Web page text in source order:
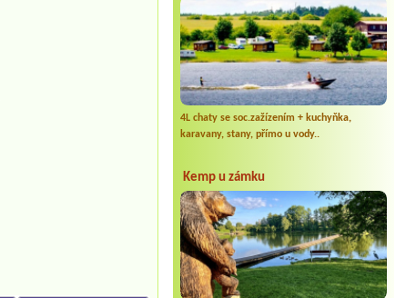
4L chaty se soc.zažízením + kuchyňka,
karavany, stany, přímo u vody..
Kemp u zámku